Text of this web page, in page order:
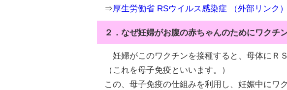
⇒厚生労働省 RSウイルス感染症 （外部リンク）
２．なぜ妊婦がお腹の赤ちゃんのためにワクチ
妊婦がこのワクチンを接種すると、母体にＲ
（これを母子免疫といいます。）
この、母子免疫の仕組みを利用し、妊娠中にワ